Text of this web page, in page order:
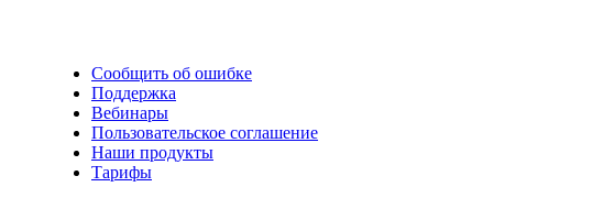
Сообщить об ошибке
Поддержка
Вебинары
Пользовательское соглашение
Наши продукты
Тарифы